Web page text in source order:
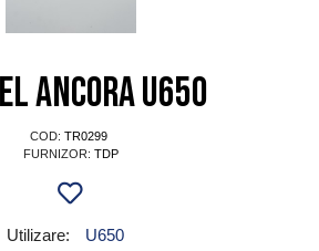
ancora U650
COD: TR0299
FURNIZOR: TDP
Utilizare: U650